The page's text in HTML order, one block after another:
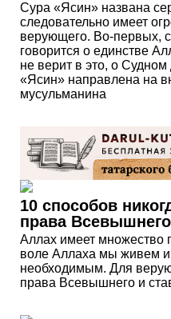
Сура «Ясин» названа
следовательно имеет
верующего. Во-первых,
говорится о единстве
не верит в это, о
«Ясин» направлена на
мусульманина
10 способов
права Всевышнего
Аллах имеет множество
воле Аллаха мы живем и
необходимым. Для
права Всевышнего и